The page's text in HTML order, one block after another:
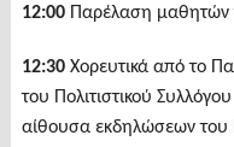
12:00Παρέλαση μαθητών
12:30Χορευτικά από το
του Πολιτιστικού
αίθουσα εκδηλώσεων του